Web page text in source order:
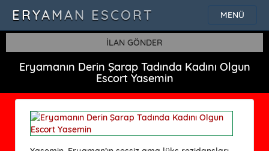
MENÜ
ERYAMAN ESCORT
İLAN GÖNDER
Eryamanın Derin Şarap Tadında Kadını Olgun
Escort Yasemin